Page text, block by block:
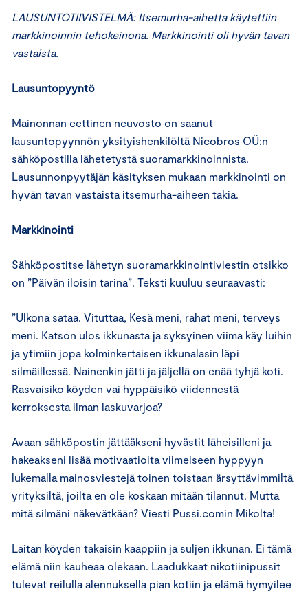
LAUSUNTOTIIVISTELMÄ: Itsemurha-aihetta käytettiin
markkinoinnin tehokeinona. Markkinointi oli hyvän tavan
vastaista.
Lausuntopyyntö
Mainonnan eettinen neuvosto on saanut
lausuntopyynnön yksityishenkilöltä Nicobros OÜ:n
sähköpostilla lähetetystä suoramarkkinoinnista.
Lausunnonpyytäjän käsityksen mukaan markkinointi on
hyvän tavan vastaista itsemurha-aiheen takia.
Markkinointi
Sähköpostitse lähetyn suoramarkkinointiviestin otsikko
on ”Päivän iloisin tarina”. Teksti kuuluu seuraavasti:
”Ulkona sataa. Vituttaa, Kesä meni, rahat meni, terveys
meni. Katson ulos ikkunasta ja syksyinen viima käy luihin
ja ytimiin jopa kolminkertaisen ikkunalasin läpi
silmäillessä. Nainenkin jätti ja jäljellä on enää tyhjä koti.
Rasvaisiko köyden vai hyppäisikö viidennestä
kerroksesta ilman laskuvarjoa?
Avaan sähköpostin jättääkseni hyvästit läheisilleni ja
hakeakseni lisää motivaatioita viimeiseen hyppyyn
lukemalla mainosviestejä toinen toistaan ärsyttävimmiltä
yrityksiltä, joilta en ole koskaan mitään tilannut. Mutta
mitä silmäni näkevätkään? Viesti Pussi.comin Mikolta!
Laitan köyden takaisin kaappiin ja suljen ikkunan. Ei tämä
elämä niin kauheaa olekaan. Laadukkaat nikotiinipussit
tulevat reilulla alennuksella pian kotiin ja elämä hymyilee